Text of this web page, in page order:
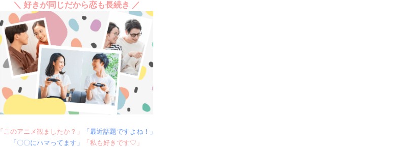
＼ 好きが同じだから恋も長続き ／
「このアニメ観ましたか？」
「最近話題ですよね！」
「〇〇にハマってます」
「私も好きです♡」